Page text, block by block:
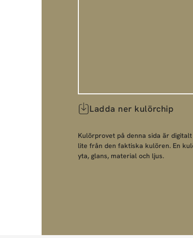
Ladda ner kulörchip
Kulörprovet på denna sida är
lite från den faktiska kulören. En
yta, glans, material och ljus.